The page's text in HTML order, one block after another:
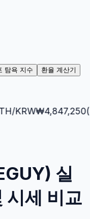
탐욕 지수 환율 계산기
₩4,847,250($
실
시세 비교